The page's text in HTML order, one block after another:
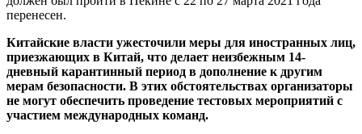
Китайские власти ужесточили меры для иностранных лиц,
приезжающих в Китай, что делает неизбежным 14-
дневный карантинный период в дополнение к другим
мерам безопасности. В этих обстоятельствах организаторы
не могут обеспечить проведение тестовых мероприятий с
участием международных команд.